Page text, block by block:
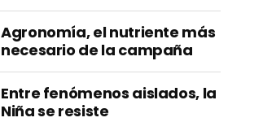
Agronomía, el nutriente más
necesario de la campaña
Entre fenómenos aislados, la
Niña se resiste